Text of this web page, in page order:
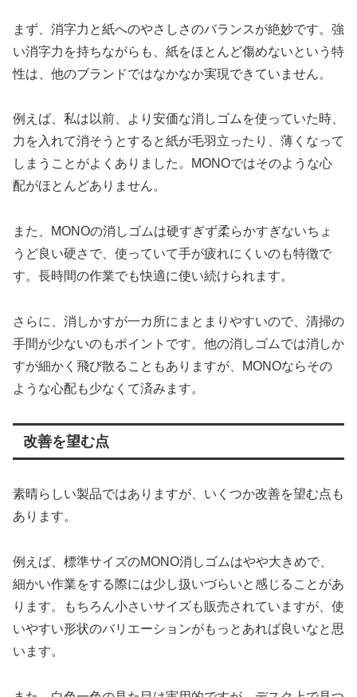
まず、消字力と紙へのやさしさのバランスが絶妙です。強
い消字力を持ちながらも、紙をほとんど傷めないという特
性は、他のブランドではなかなか実現できていません。
例えば、私は以前、より安価な消しゴムを使っていた時、
力を入れて消そうとすると紙が毛羽立ったり、薄くなって
しまうことがよくありました。MONOではそのような心
配がほとんどありません。
また、MONOの消しゴムは硬すぎず柔らかすぎないちょ
うど良い硬さで、使っていて手が疲れにくいのも特徴で
す。長時間の作業でも快適に使い続けられます。
さらに、消しかすが一カ所にまとまりやすいので、清掃の
手間が少ないのもポイントです。他の消しゴムでは消しか
すが細かく飛び散ることもありますが、MONOならその
ような心配も少なくて済みます。
改善を望む点
素晴らしい製品ではありますが、いくつか改善を望む点も
あります。
例えば、標準サイズのMONO消しゴムはやや大きめで、
細かい作業をする際には少し扱いづらいと感じることがあ
ります。もちろん小さいサイズも販売されていますが、使
いやすい形状のバリエーションがもっとあれば良いなと思
います。